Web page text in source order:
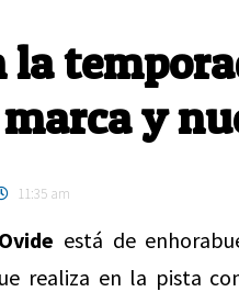
la
y
11:35 am
está de
realiza en la pista